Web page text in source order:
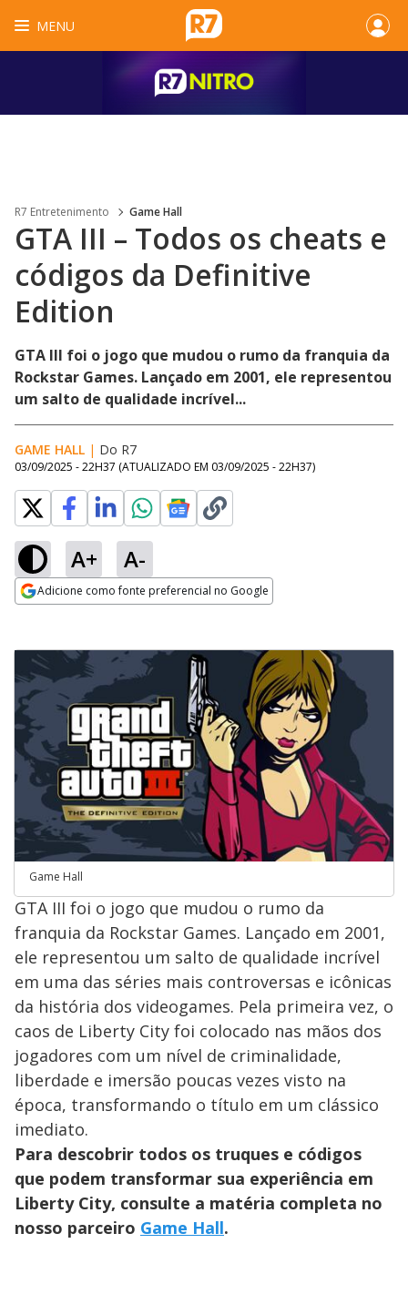
MENU
R7 Entretenimento Game Hall
GTA III – Todos os cheats e
códigos da Definitive
Edition
GTA III foi o jogo que mudou o rumo da franquia da
Rockstar Games. Lançado em 2001, ele representou
um salto de qualidade incrível...
GAME HALL | Do R7
03/09/2025 - 22H37 (ATUALIZADO EM 03/09/2025 - 22H37)
A+ A-
Adicione como fonte preferencial no Google
Game Hall
GTA III foi o jogo que mudou o rumo da
franquia da Rockstar Games. Lançado em 2001,
ele representou um salto de qualidade incrível
em uma das séries mais controversas e icônicas
da história dos videogames. Pela primeira vez, o
caos de Liberty City foi colocado nas mãos dos
jogadores com um nível de criminalidade,
liberdade e imersão poucas vezes visto na
época, transformando o título em um clássico
imediato.
Para descobrir todos os truques e códigos
que podem transformar sua experiência em
Liberty City, consulte a matéria completa no
nosso parceiro Game Hall.